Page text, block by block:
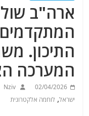
ארה"ב
המתקדמים
התיכון.
המערכה
02/04/2026
Nziv
ישראל, לוחמה אלקטרונית